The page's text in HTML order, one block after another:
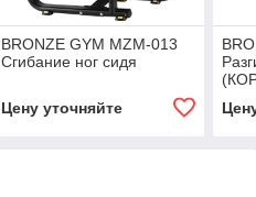
BRONZE GYM MZM-013
Сгибание ног сидя
Цену уточняйте